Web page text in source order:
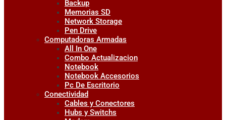
Backup
Memorias SD
Network Storage
Pen Drive
Computadoras Armadas
All In One
Combo Actualizacion
Notebook
Notebook Accesorios
Pc De Escritorio
Conectividad
Cables y Conectores
Hubs y Switchs